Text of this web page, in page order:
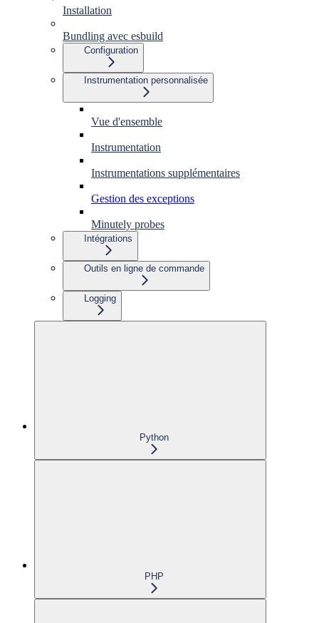
Installation
Bundling avec esbuild
Configuration
Instrumentation personnalisée
Vue d'ensemble
Instrumentation
Instrumentations supplémentaires
Gestion des exceptions
Minutely probes
Intégrations
Outils en ligne de commande
Logging
Python
PHP